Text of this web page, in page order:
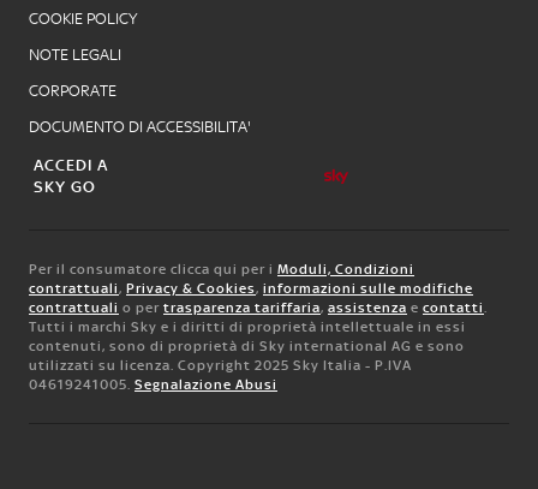
COOKIE POLICY
NOTE LEGALI
CORPORATE
DOCUMENTO DI ACCESSIBILITA'
ACCEDI A
SKY GO
Per il consumatore clicca qui per i Moduli, Condizioni
contrattuali, Privacy & Cookies, informazioni sulle modifiche
contrattuali o per trasparenza tariffaria, assistenza e contatti.
Tutti i marchi Sky e i diritti di proprietà intellettuale in essi
contenuti, sono di proprietà di Sky international AG e sono
utilizzati su licenza. Copyright 2025 Sky Italia - P.IVA
04619241005. Segnalazione Abusi